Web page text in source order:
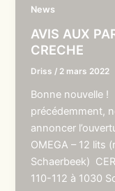
News
AVIS AUX
CRECHE
Driss / 2 mars 2022
Bonne nouvelle
précédemment,
annoncer
OMEGA – 12 lits
Schaerbeek)
110-112 à 1030